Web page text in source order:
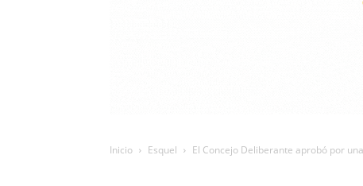
Inicio Esquel El Concejo Deliberante aprobó por